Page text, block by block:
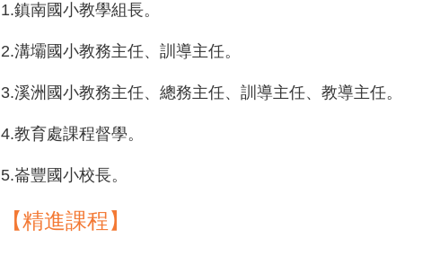
1.鎮南國小教學組長。
2.溝壩國小教務主任、訓導主任。
3.溪洲國小教務主任、總務主任、訓導主任、教導主任。
4.教育處課程督學。
5.崙豐國小校長。
【精進課程】